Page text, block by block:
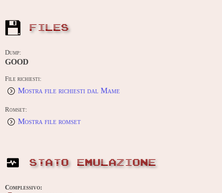
FILES
Dump:
GOOD
File richiesti:
Mostra file richiesti dal Mame
Romset:
Mostra file romset
STATO EMULAZIONE
Complessivo: